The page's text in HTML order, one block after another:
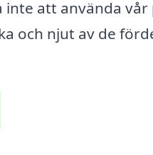
inte att använda
och njut av de